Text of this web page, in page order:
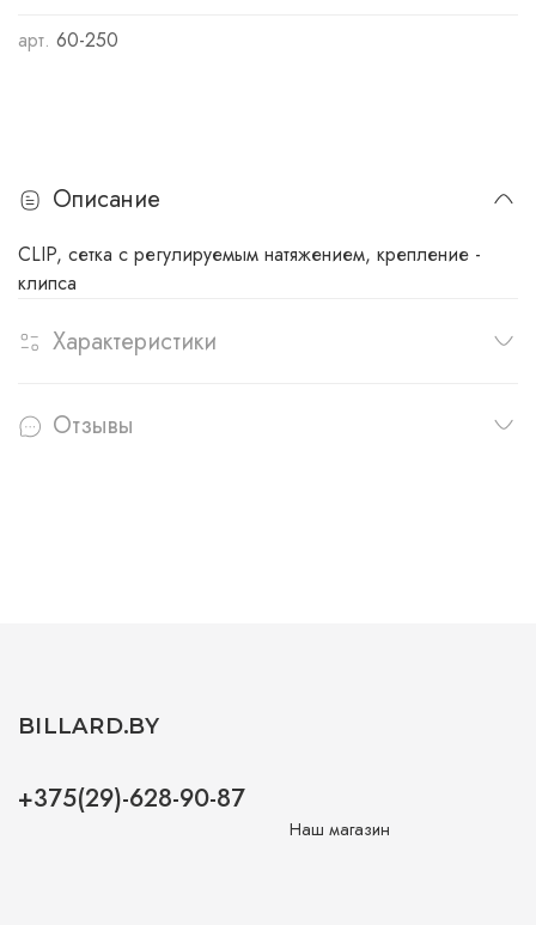
арт. 60-250
Описание
CLIP, сетка с регулируемым натяжением, крепление -
клипса
Характеристики
Отзывы
BILLARD.BY
+375(29)-628-90-87
Наш магазин